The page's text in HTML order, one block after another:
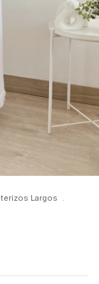
Largos .